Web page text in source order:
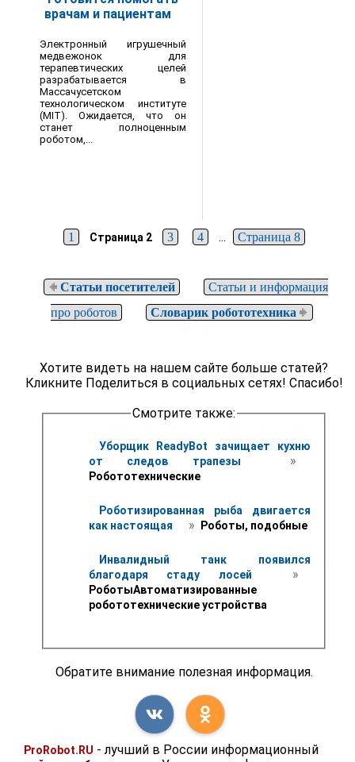
врачам и пациентам
Электронный игрушечный
медвежонок для
терапевтических целей
разрабатывается в
Массачусетском
технологическом институте
(MIT). Ожидается, что он
станет полноценным
роботом,...
1 Страница 2 3 4 ... Страница 8
Статьи посетителей
Статьи и информация
про роботов
Словарик робототехника
Хотите видеть на нашем сайте больше статей?
Кликните Поделиться в социальных сетях! Спасибо!
Смотрите также:
Уборщик ReadyBot зачищает кухню
от следов трапезы
»
Робототехнические
Роботизированная рыба двигается
как настоящая
» Роботы, подобные
Инвалидный танк появился
благодаря стаду лосей
»
РоботыАвтоматизированные
робототехнические устройства
Обратите внимание полезная информация.
ProRobot.RU - лучший в России информационный